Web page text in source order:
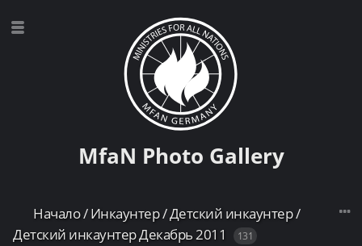
MfaN Photo Gallery
Начало/Инкаунтер/Детский инкаунтер/
Детский инкаунтер Декабрь 2011
131